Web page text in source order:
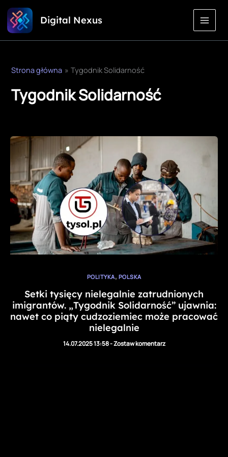
Przejdź
do
treści
Digital Nexus
Strona główna Tygodnik Solidarność
Tygodnik Solidarność
POLITYKA, POLSKA
Setki tysięcy nielegalnie zatrudnionych
imigrantów. „Tygodnik Solidarność” ujawnia:
nawet co piąty cudzoziemiec może pracować
nielegalnie
14.07.2025 13:58-Zostaw komentarz